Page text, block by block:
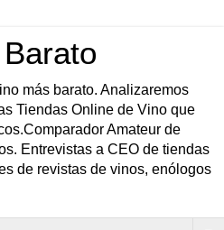
más barato. Analizaremos
Tiendas Online de Vino que
Amateur de
Entrevistas a CEO de tiendas
de revistas de vinos, enólogos